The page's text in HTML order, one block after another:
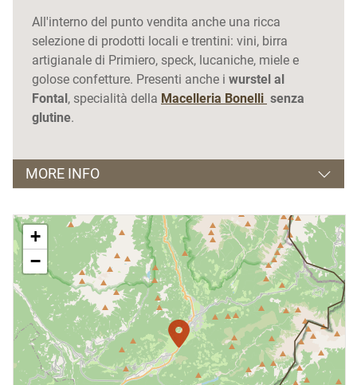
All'interno del punto vendita anche una ricca
selezione di prodotti locali e trentini: vini, birra
artigianale di Primiero, speck, lucaniche, miele e
golose confetture. Presenti anche i wurstel al
Fontal, specialità della Macelleria Bonelli senza
glutine.
MORE INFO
Visite guidate su prenotazione
Periodo di apertura: Tutto l'anno
Orari di apertura: 8.00 - 12.00 / 16.00 - 19.00
Aperto tutti i giorni (in stagione), anche la domenica
Chiuso fuori stagione giovedì e domenica
+
−